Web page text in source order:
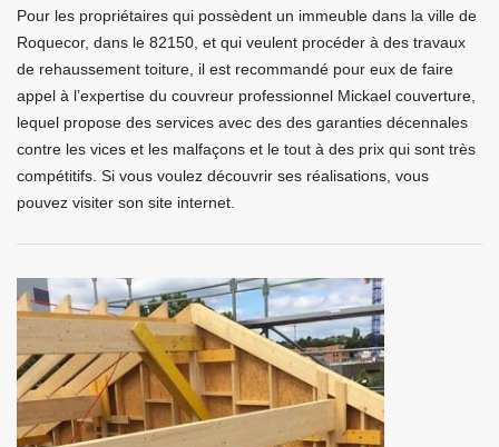
Pour les propriétaires qui possèdent un immeuble dans la ville de
Roquecor, dans le 82150, et qui veulent procéder à des travaux
de rehaussement toiture, il est recommandé pour eux de faire
appel à l’expertise du couvreur professionnel Mickael couverture,
lequel propose des services avec des des garanties décennales
contre les vices et les malfaçons et le tout à des prix qui sont très
compétitifs. Si vous voulez découvrir ses réalisations, vous
pouvez visiter son site internet.